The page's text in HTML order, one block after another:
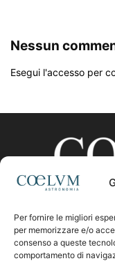
Per fornire le migliori
per memorizzare e/o
consenso a queste
comportamento di
Nessun
Esegui l'accesso per